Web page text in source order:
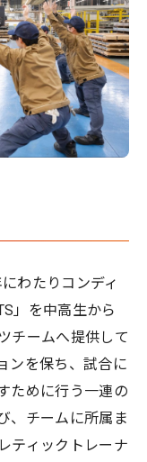
わたりコンディ
」を中高生から
チームへ提供して
ンを保ち、試合に
ために行う一連の
、チームに所属ま
ティックトレーナ